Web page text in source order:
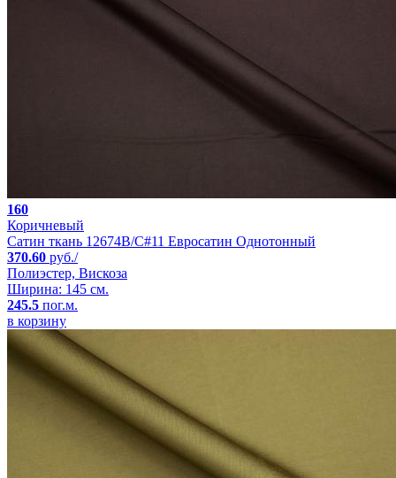
160
Коричневый
Сатин ткань 12674B/C#11 Евросатин Однотонный
370.60 руб./
Полиэстер, Вискоза
Ширина: 145 см.
245.5 пог.м.
в корзину